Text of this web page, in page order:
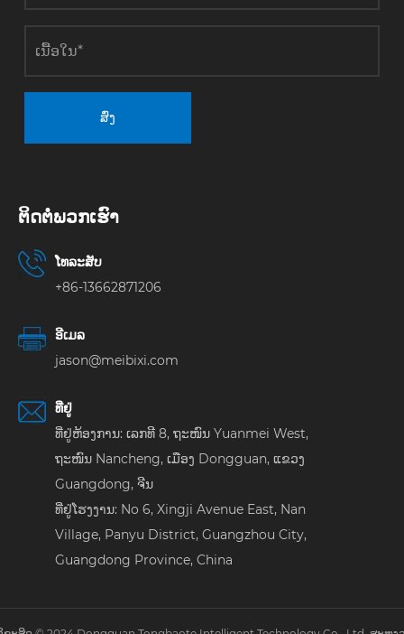
ສົ່ງ
ຕິດ​ຕໍ່​ພວກ​ເຮົາ
ໂທລະສັບ
+86-13662871206
ອີເມລ
jason@meibixi.com
ທີ່ຢູ່
ທີ່ຢູ່ຫ້ອງການ: ເລກທີ 8, ຖະໜົນ Yuanmei West,
ຖະໜົນ Nancheng, ເມືອງ Dongguan, ແຂວງ
Guangdong, ຈີນ
ທີ່ຢູ່ໂຮງງານ: No 6, Xingji Avenue East, Nan
Village, Panyu District, Guangzhou City,
Guangdong Province, China